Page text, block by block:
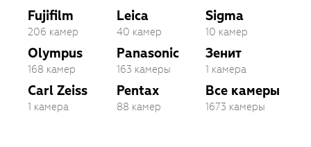
Fujifilm
206 камер
Olympus
168 камер
Carl Zeiss
1 камера
Leica
40 камер
Panasonic
163 камеры
Pentax
88 камер
Sigma
10 камер
Зенит
1 камера
Все камеры
1673 камеры